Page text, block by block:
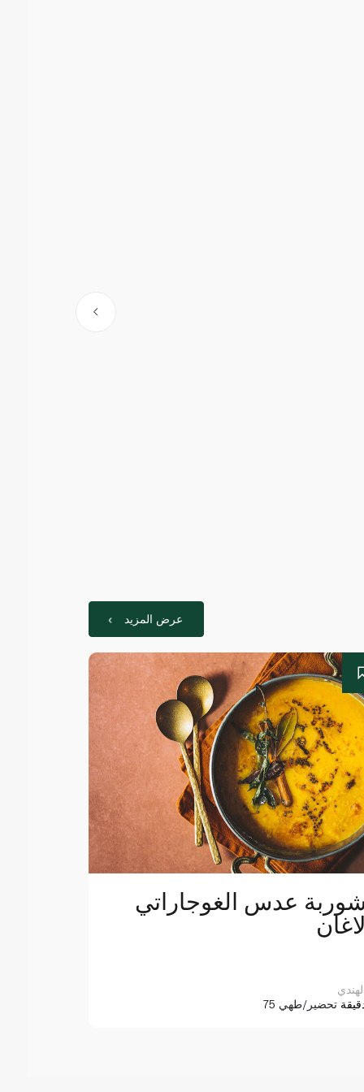
عرض المزيد
شوربة عدس الغوجاراتي
لاغان
دقيقة تحضير/طهي